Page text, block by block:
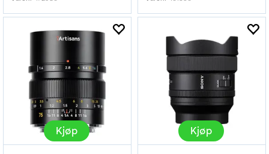
Kjøp Kjøp